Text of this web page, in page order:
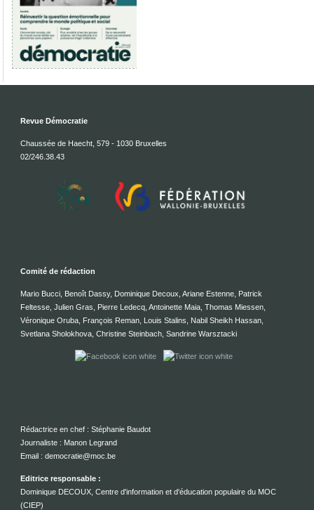
Revue Démocratie
Chaussée de Haecht, 579 - 1030 Bruxelles
02/246.38.43
Comité de rédaction
Mario Bucci, Benoît Dassy, Dominique Decoux, Ariane Estenne, Patrick
Feltesse, Julien Gras, Pierre Ledecq, Antoinette Maia, Thomas Miessen,
Véronique Oruba, François Reman, Louis Stalins, Nabil Sheikh Hassan,
Svetlana Sholokhova, Christine Steinbach, Sandrine Warsztacki
Rédactrice en chef : Stéphanie Baudot
Journaliste : Manon Legrand
Email : democratie@moc.be
Editrice responsable :
Dominique DECOUX, Centre d'information et d'éducation populaire du MOC
(CIEP)